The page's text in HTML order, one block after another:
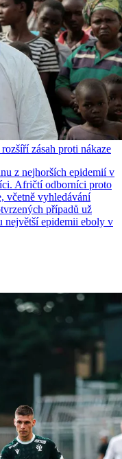
zásah proti nákaze
z nejhorších epidemií v
Afričtí odborníci proto
včetně vyhledávání
případů už
největší epidemii eboly v